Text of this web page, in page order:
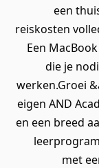
een
reiskosten
Een
die je
werken.Groei
eigen AND
en een breed
met